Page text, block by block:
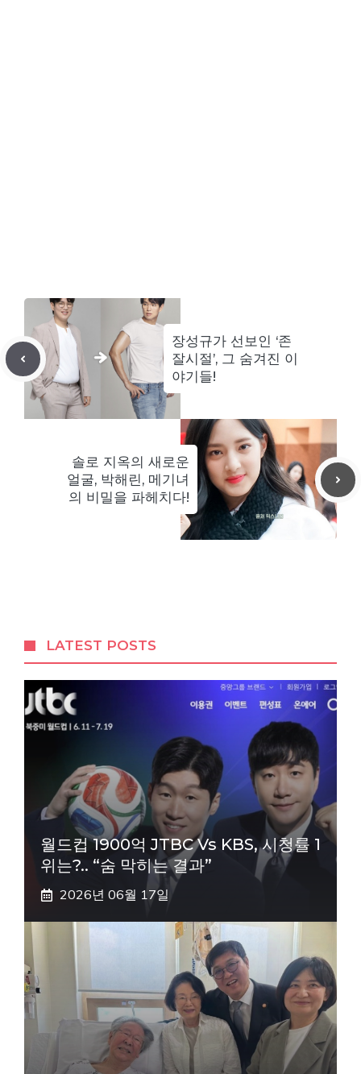
장성규가 선보인 ‘존
잘시절’, 그 숨겨진 이
야기들!
솔로 지옥의 새로운
얼굴, 박해린, 메기녀
의 비밀을 파헤치다!
LATEST POSTS
월드컵 1900억 JTBC Vs KBS, 시청률 1
위는?.. “숨 막히는 결과”
2026년 06월 17일